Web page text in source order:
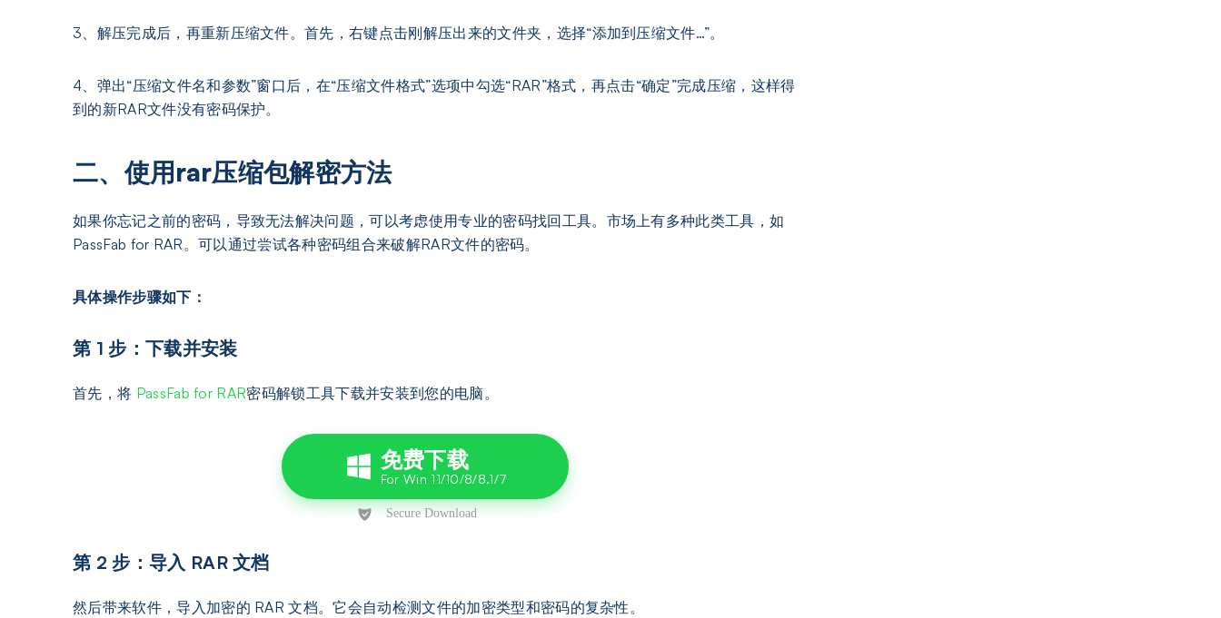
3、解压完成后，再重新压缩文件。首先，右键点击刚解压出来的文件夹，选择“添加到压缩文件…”。
4、弹出“压缩文件名和参数”窗口后，在“压缩文件格式”选项中勾选“RAR”格式，再点击“确定”完成压缩，这样得
到的新RAR文件没有密码保护。
二、使用rar压缩包解密方法
如果你忘记之前的密码，导致无法解决问题，可以考虑使用专业的密码找回工具。市场上有多种此类工具，如
PassFab for RAR。可以通过尝试各种密码组合来破解RAR文件的密码。
具体操作步骤如下：
第 1 步：下载并安装
首先，将 PassFab for RAR密码解锁工具下载并安装到您的电脑。
免费下载
第 2 步：导入 RAR 文档
然后带来软件，导入加密的 RAR 文档。它会自动检测文件的加密类型和密码的复杂性。